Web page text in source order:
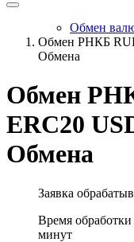
Обмен
Обмен РНКБ
Обмена
Обмен
ERC20
Обмена
Заявка
Время обработки
минут